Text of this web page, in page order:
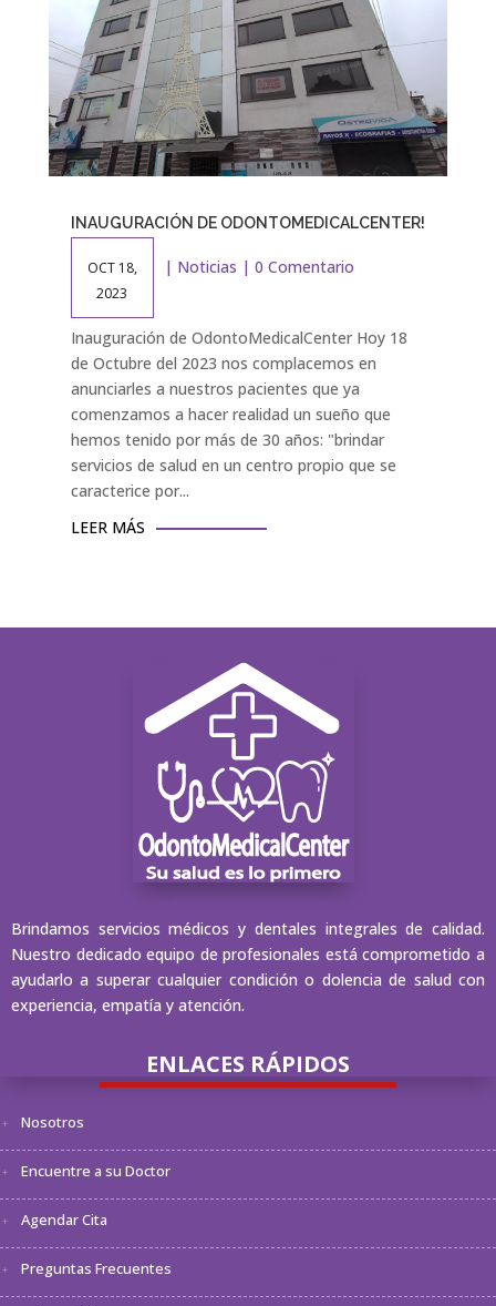
INAUGURACIÓN DE ODONTOMEDICALCENTER!
OCT 18,
2023
| Noticias | 0 Comentario
Inauguración de OdontoMedicalCenter Hoy 18
de Octubre del 2023 nos complacemos en
anunciarles a nuestros pacientes que ya
comenzamos a hacer realidad un sueño que
hemos tenido por más de 30 años: "brindar
servicios de salud en un centro propio que se
caracterice por...
LEER MÁS
Brindamos servicios médicos y dentales integrales de calidad.
Nuestro dedicado equipo de profesionales está comprometido a
ayudarlo a superar cualquier condición o dolencia de salud con
experiencia, empatía y atención.
ENLACES RÁPIDOS
Nosotros
Encuentre a su Doctor
Agendar Cita
Preguntas Frecuentes